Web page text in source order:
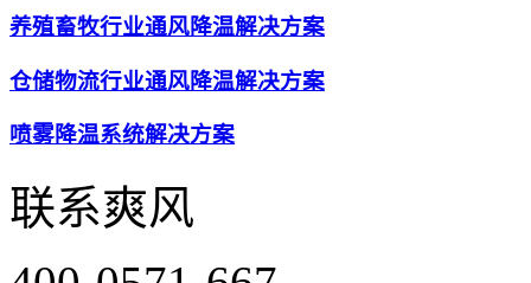
养殖畜牧行业通风降温解决方案
仓储物流行业通风降温解决方案
喷雾降温系统解决方案
联系爽风